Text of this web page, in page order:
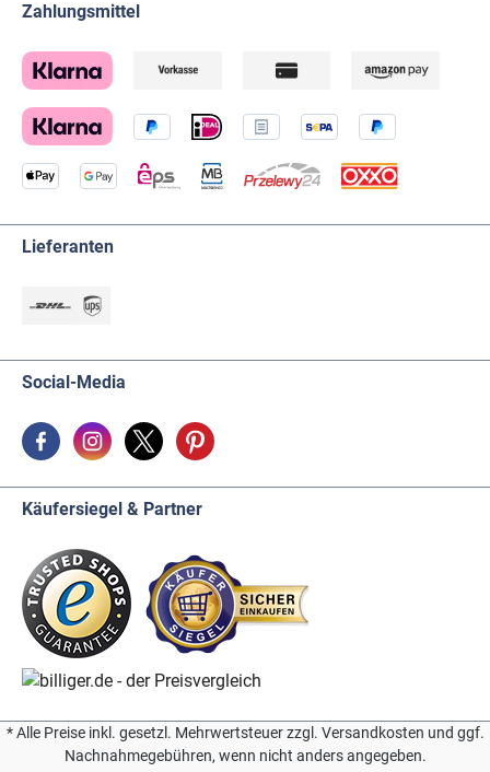
Zahlungsmittel
Lieferanten
Social-Media
Käufersiegel & Partner
* Alle Preise inkl. gesetzl. Mehrwertsteuer zzgl. Versandkosten und ggf.
Nachnahmegebühren, wenn nicht anders angegeben.